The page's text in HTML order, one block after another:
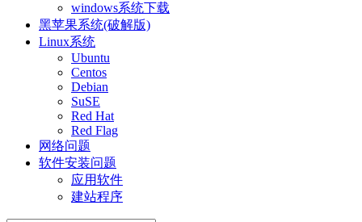
windows系统下载
黑苹果系统(破解版)
Linux系统
Ubuntu
Centos
Debian
SuSE
Red Hat
Red Flag
网络问题
软件安装问题
应用软件
建站程序